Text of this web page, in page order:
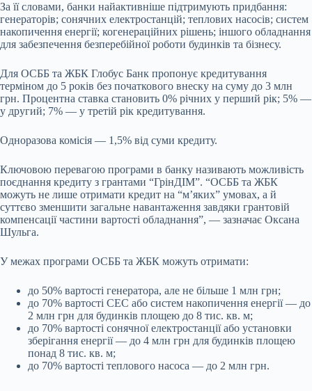
За її словами, банки найактивніше підтримують придбання:
генераторів; сонячних електростанцій; теплових насосів; систем
накопичення енергії; когенераційних рішень; іншого обладнання
для забезпечення безперебійної роботи будинків та бізнесу.
Для ОСББ та ЖБК Глобус Банк пропонує кредитування
терміном до 5 років без початкового внеску на суму до 3 млн
грн. Процентна ставка становить 0% річних у перший рік; 5% —
у другий; 7% — у третій рік кредитування.
Одноразова комісія — 1,5% від суми кредиту.
Ключовою перевагою програми в банку називають можливість
поєднання кредиту з грантами “ГрінДІМ”. “ОСББ та ЖБК
можуть не лише отримати кредит на “м’яких” умовах, а й
суттєво зменшити загальне навантаження завдяки грантовій
компенсації частини вартості обладнання”, — зазначає Оксана
Шульга.
У межах програми ОСББ та ЖБК можуть отримати:
до 50% вартості генератора, але не більше 1 млн грн;
до 70% вартості СЕС або систем накопичення енергії — до
2 млн грн для будинків площею до 8 тис. кв. м;
до 70% вартості сонячної електростанції або установки
зберігання енергії — до 4 млн грн для будинків площею
понад 8 тис. кв. м;
до 70% вартості теплового насоса — до 2 млн грн.